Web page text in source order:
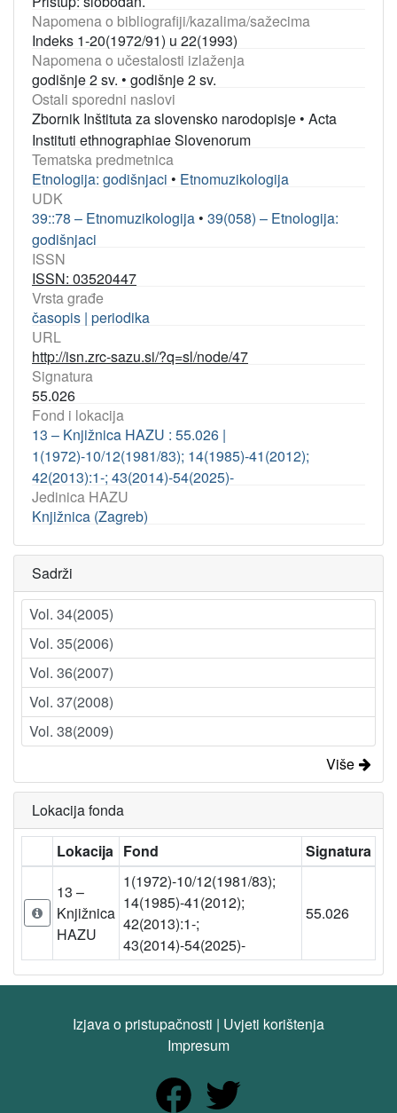
Napomena o bibliografiji/kazalima/sažecima
Indeks 1-20(1972/91) u 22(1993)
Napomena o učestalosti izlaženja
godišnje 2 sv. • godišnje 2 sv.
Ostali sporedni naslovi
Zbornik Inštituta za slovensko narodopisje • Acta
Instituti ethnographiae Slovenorum
Tematska predmetnica
Etnologija: godišnjaci • Etnomuzikologija
UDK
39::78 – Etnomuzikologija • 39(058) – Etnologija:
godišnjaci
ISSN
ISSN: 03520447
Vrsta građe
časopis | periodika
URL
http://isn.zrc-sazu.si/?q=sl/node/47
Signatura
55.026
Fond i lokacija
13 – Knjižnica HAZU : 55.026 |
1(1972)-10/12(1981/83); 14(1985)-41(2012);
42(2013):1-; 43(2014)-54(2025)-
Jedinica HAZU
Knjižnica (Zagreb)
Sadrži
Vol. 34(2005)
Vol. 35(2006)
Vol. 36(2007)
Vol. 37(2008)
Vol. 38(2009)
Više
Lokacija fonda
Lokacija Fond
Signatura
13 –
Knjižnica
HAZU
1(1972)-10/12(1981/83);
14(1985)-41(2012);
42(2013):1-;
43(2014)-54(2025)-
55.026
Izjava o pristupačnosti | Uvjeti korištenja
Impresum